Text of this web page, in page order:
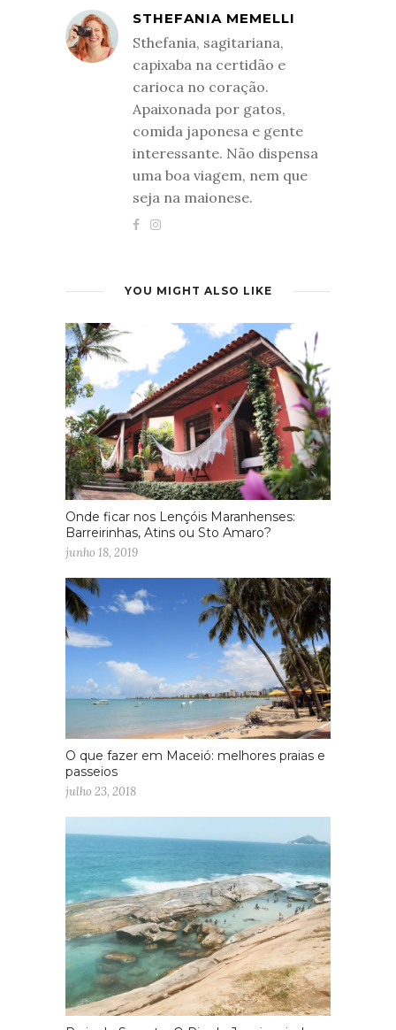
STHEFANIA MEMELLI
Sthefania, sagitariana,
capixaba na certidão e
carioca no coração.
Apaixonada por gatos,
comida japonesa e gente
interessante. Não dispensa
uma boa viagem, nem que
seja na maionese.
YOU MIGHT ALSO LIKE
Onde ficar nos Lençóis Maranhenses:
Barreirinhas, Atins ou Sto Amaro?
junho 18, 2019
O que fazer em Maceió: melhores praias e
passeios
julho 23, 2018